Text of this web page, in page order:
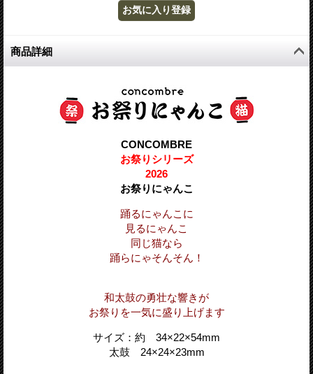
商品詳細
CONCOMBRE
お祭りシリーズ
2026
お祭りにゃんこ
踊るにゃんこに
見るにゃんこ
同じ猫なら
踊らにゃそんそん！
和太鼓の勇壮な響きが
お祭りを一気に盛り上げます
サイズ： 約 34×22×54mm
太鼓 24×24×23mm